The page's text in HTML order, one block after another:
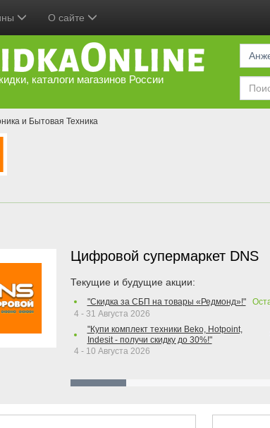
О сайте
каталоги магазинов России
и Бытовая Техника
Цифровой супермаркет DNS
Текущие и будущие акции:
"Скидка за СБП на товары «Редмонд»!"
4 - 31 Августа 2026
"Купи комплект техники Beko, Hotpoint,
Indesit - получи скидку до 30%!"
4 - 10 Августа 2026